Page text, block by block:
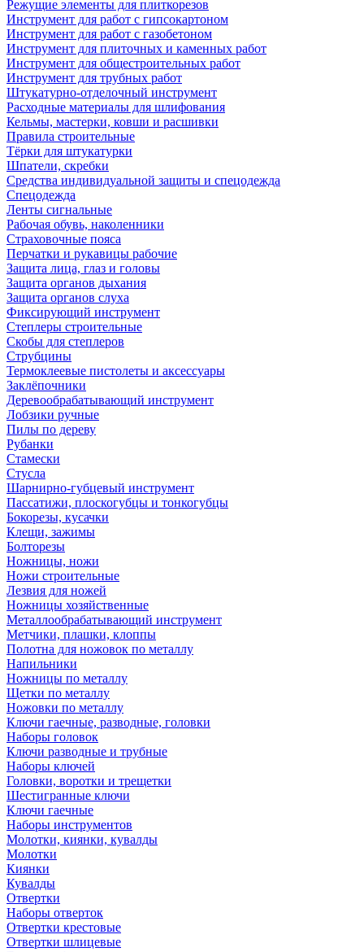
Режущие элементы для плиткорезов
Инструмент для работ с гипсокартоном
Инструмент для работ с газобетоном
Инструмент для плиточных и каменных работ
Инструмент для общестроительных работ
Инструмент для трубных работ
Штукатурно-отделочный инструмент
Расходные материалы для шлифования
Кельмы, мастерки, ковши и расшивки
Правила строительные
Тёрки для штукатурки
Шпатели, скребки
Средства индивидуальной защиты и спецодежда
Спецодежда
Ленты сигнальные
Рабочая обувь, наколенники
Страховочные пояса
Перчатки и рукавицы рабочие
Защита лица, глаз и головы
Защита органов дыхания
Защита органов слуха
Фиксирующий инструмент
Степлеры строительные
Скобы для степлеров
Струбцины
Термоклеевые пистолеты и аксессуары
Заклёпочники
Деревообрабатывающий инструмент
Лобзики ручные
Пилы по дереву
Рубанки
Стамески
Стусла
Шарнирно-губцевый инструмент
Пассатижи, плоскогубцы и тонкогубцы
Бокорезы, кусачки
Клещи, зажимы
Болторезы
Ножницы, ножи
Ножи строительные
Лезвия для ножей
Ножницы хозяйственные
Металлообрабатывающий инструмент
Метчики, плашки, клоппы
Полотна для ножовок по металлу
Напильники
Ножницы по металлу
Щетки по металлу
Ножовки по металлу
Ключи гаечные, разводные, головки
Наборы головок
Ключи разводные и трубные
Наборы ключей
Головки, воротки и трещетки
Шестигранные ключи
Ключи гаечные
Наборы инструментов
Молотки, киянки, кувалды
Молотки
Киянки
Кувалды
Отвертки
Наборы отверток
Отвертки крестовые
Отвертки шлицевые